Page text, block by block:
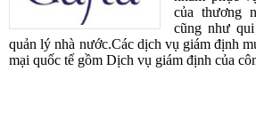
của thương
cũng như
quản lý nhà nước.Các dịch vụ giám định
mại quốc tế gồm Dịch vụ giám định của